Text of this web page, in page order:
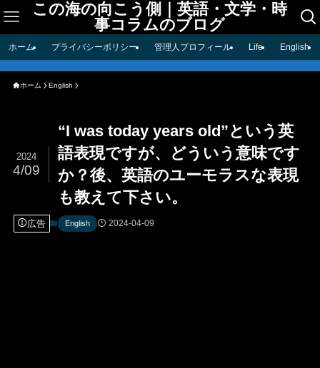
この海の向こう側｜英語・文学・時
事コラムのブログ
ホーム プライバシーポリシー 管理人プロフィール Life English
ホーム English
“I was today years old”という英
語表現ですが、どういう意味です
か？後、英語のユーモラスな表現
も教えて下さい。
2024
4/09
広告 English 2024-04-09